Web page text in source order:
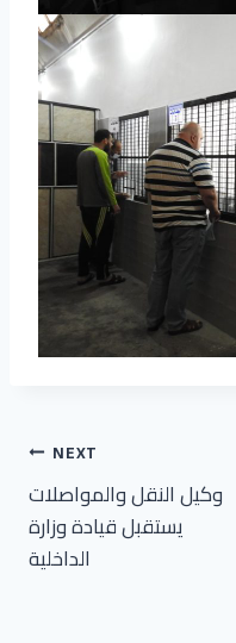
NEXT
وكيل النقل والمواصلات
يستقبل قيادة وزارة
الداخلية